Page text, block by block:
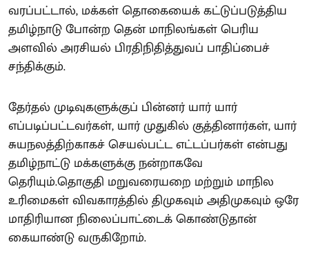
வரப்பட்டால், மக்கள் தொகையைக் கட்டுப்படுத்திய
தமிழ்நாடு போன்ற தென் மாநிலங்கள் பெரிய
அளவில் அரசியல் பிரதிநிதித்துவப் பாதிப்பைச்
சந்திக்கும்.
தேர்தல் முடிவுகளுக்குப் பின்னர் யார் யார்
எப்படிப்பட்டவர்கள், யார் முதுகில் குத்தினார்கள், யார்
சுயநலத்திற்காகச் செயல்பட்ட எட்டப்பர்கள் என்பது
தமிழ்நாட்டு மக்களுக்கு நன்றாகவே
தெரியும்.தொகுதி மறுவரையறை மற்றும் மாநில
உரிமைகள் விவகாரத்தில் திமுகவும் அதிமுகவும் ஒரே
மாதிரியான நிலைப்பாட்டைக் கொண்டுதான்
கையாண்டு வருகிறோம்.